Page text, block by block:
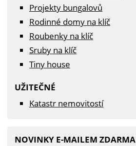
Projekty bungalovů
Rodinné domy na klíč
Roubenky na klíč
Sruby na klíč
Tiny house
UŽITEČNÉ
Katastr nemovitostí
NOVINKY E-MAILEM ZDARMA